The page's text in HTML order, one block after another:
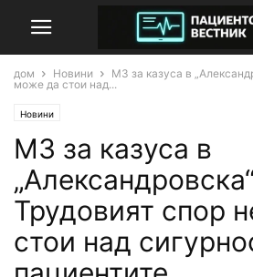
дом Новини
МЗ за казуса в
може да стои над...
Новини
МЗ за казуса в
Трудовият спор
стои над